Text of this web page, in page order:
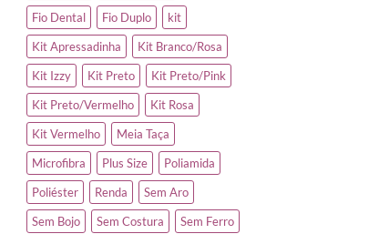
Fio Dental
Fio Duplo
kit
Kit Apressadinha
Kit Branco/Rosa
Kit Izzy
Kit Preto
Kit Preto/Pink
Kit Preto/Vermelho
Kit Rosa
Kit Vermelho
Meia Taça
Microfibra
Plus Size
Poliamida
Poliéster
Renda
Sem Aro
Sem Bojo
Sem Costura
Sem Ferro